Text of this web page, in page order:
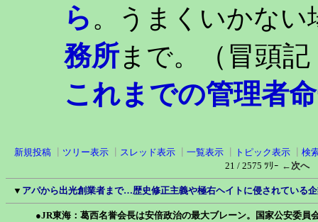
ら。うまくいかない
務所まで。 （冒
これまでの管理者
新規投稿 ツリー表示 スレッド表示 一覧表示 トピック表示
検
21 / 2575 ﾂﾘｰ ←次へ
▼ アパから出光創業者まで…歴史修正主義や極右ヘイトに侵されている
●JR東海：葛西名誉会長は安倍政治の最大ブレーン。国家公安委員